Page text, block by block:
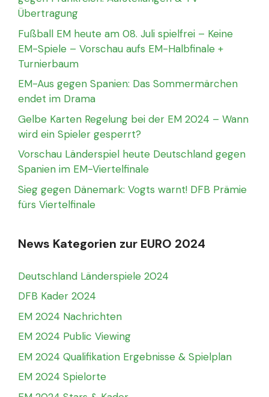
Übertragung
Fußball EM heute am 08. Juli spielfrei – Keine
EM-Spiele – Vorschau aufs EM-Halbfinale +
Turnierbaum
EM-Aus gegen Spanien: Das Sommermärchen
endet im Drama
Gelbe Karten Regelung bei der EM 2024 – Wann
wird ein Spieler gesperrt?
Vorschau Länderspiel heute Deutschland gegen
Spanien im EM-Viertelfinale
Sieg gegen Dänemark: Vogts warnt! DFB Prämie
fürs Viertelfinale
News Kategorien zur EURO 2024
Deutschland Länderspiele 2024
DFB Kader 2024
EM 2024 Nachrichten
EM 2024 Public Viewing
EM 2024 Qualifikation Ergebnisse & Spielplan
EM 2024 Spielorte